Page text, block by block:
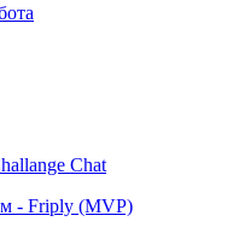
Chat
- Friply (MVP)